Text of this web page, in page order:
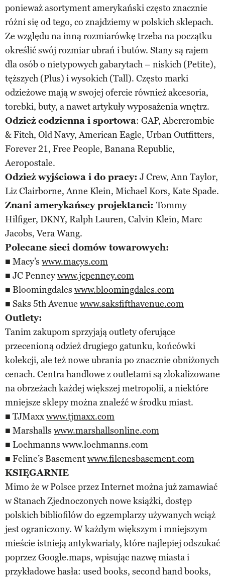
ponieważ asortyment amerykański często znacznie
różni się od tego, co znajdziemy w polskich sklepach.
Ze względu na inną rozmiarówkę trzeba na początku
określić swój rozmiar ubrań i butów. Stany są rajem
dla osób o nietypowych gabarytach – niskich (Petite),
tęższych (Plus) i wysokich (Tall). Często marki
odzieżowe mają w swojej ofercie również akcesoria,
torebki, buty, a nawet artykuły wyposażenia wnętrz.
Odzież codzienna i sportowa: GAP, Abercrombie
& Fitch, Old Navy, American Eagle, Urban Outfitters,
Forever 21, Free People, Banana Republic,
Aeropostale.
Odzież wyjściowa i do pracy: J Crew, Ann Taylor,
Liz Clairborne, Anne Klein, Michael Kors, Kate Spade.
Znani amerykańscy projektanci: Tommy
Hilfiger, DKNY, Ralph Lauren, Calvin Klein, Marc
Jacobs, Vera Wang.
Polecane sieci domów towarowych:
■ Macy’s www.macys.com
■ JC Penneywww.jcpenney.com
■ Bloomingdales www.bloomingdales.com
■ Saks 5th Avenue www.saksfifthavenue.com
Outlety:
Tanim zakupom sprzyjają outlety oferujące
przecenioną odzież drugiego gatunku, końcówki
kolekcji, ale też nowe ubrania po znacznie obniżonych
cenach. Centra handlowe z outletami są zlokalizowane
na obrzeżach każdej większej metropolii, a niektóre
mniejsze sklepy można znaleźć w środku miast.
■ TJMaxxwww.tjmaxx.com
■ Marshalls www.marshallsonline.com
■ Loehmanns www.loehmanns.com
■ Feline’s Basementwww.filenesbasement.com
KSIĘGARNIE
Mimo że w Polsce przez Internet można już zamawiać
w Stanach Zjednoczonych nowe książki, dostęp
polskich bibliofilów do egzemplarzy używanych wciąż
jest ograniczony. W każdym większym i mniejszym
mieście istnieją antykwariaty, które najlepiej odszukać
poprzez Google.maps, wpisując nazwę miasta i
przykładowe hasła: used books, second hand books,